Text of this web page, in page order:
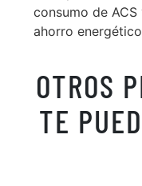
consumo de
ahorro
OTROS
TE